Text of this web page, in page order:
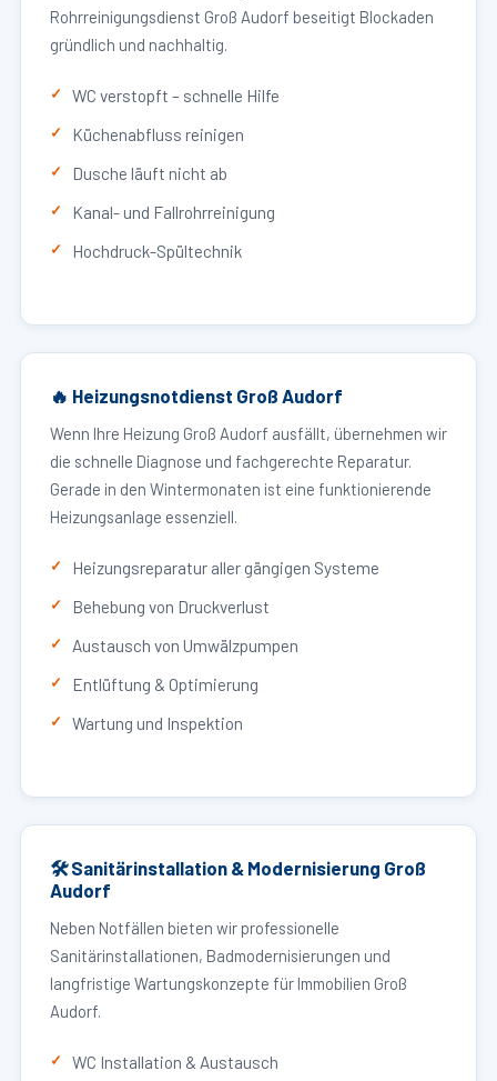
Rohrreinigungsdienst Groß Audorf beseitigt Blockaden
gründlich und nachhaltig.
WC verstopft – schnelle Hilfe
Küchenabfluss reinigen
Dusche läuft nicht ab
Kanal- und Fallrohrreinigung
Hochdruck-Spültechnik
🔥 Heizungsnotdienst Groß Audorf
Wenn Ihre Heizung Groß Audorf ausfällt, übernehmen wir
die schnelle Diagnose und fachgerechte Reparatur.
Gerade in den Wintermonaten ist eine funktionierende
Heizungsanlage essenziell.
Heizungsreparatur aller gängigen Systeme
Behebung von Druckverlust
Austausch von Umwälzpumpen
Entlüftung & Optimierung
Wartung und Inspektion
🛠 Sanitärinstallation & Modernisierung Groß
Audorf
Neben Notfällen bieten wir professionelle
Sanitärinstallationen, Badmodernisierungen und
langfristige Wartungskonzepte für Immobilien Groß
Audorf.
WC Installation & Austausch